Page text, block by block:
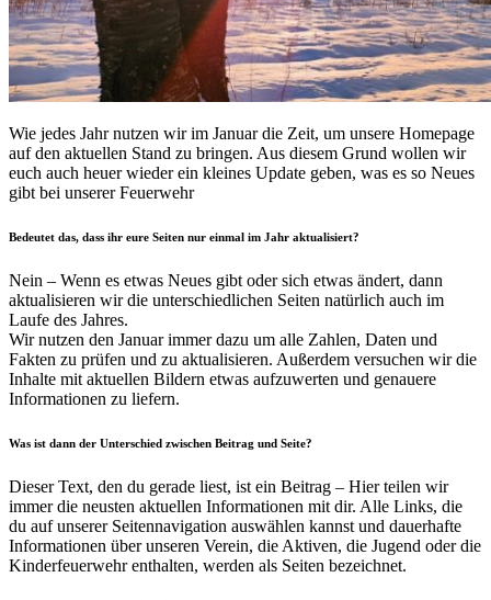
Wie jedes Jahr nutzen wir im Januar die Zeit, um unsere Homepage
auf den aktuellen Stand zu bringen. Aus diesem Grund wollen wir
euch auch heuer wieder ein kleines Update geben, was es so Neues
gibt bei unserer Feuerwehr
Bedeutet das, dass ihr eure Seiten nur einmal im Jahr aktualisiert?
Nein – Wenn es etwas Neues gibt oder sich etwas ändert, dann
aktualisieren wir die unterschiedlichen Seiten natürlich auch im
Laufe des Jahres.
Wir nutzen den Januar immer dazu um alle Zahlen, Daten und
Fakten zu prüfen und zu aktualisieren. Außerdem versuchen wir die
Inhalte mit aktuellen Bildern etwas aufzuwerten und genauere
Informationen zu liefern.
Was ist dann der Unterschied zwischen Beitrag und Seite?
Dieser Text, den du gerade liest, ist ein Beitrag – Hier teilen wir
immer die neusten aktuellen Informationen mit dir. Alle Links, die
du auf unserer Seitennavigation auswählen kannst und dauerhafte
Informationen über unseren Verein, die Aktiven, die Jugend oder die
Kinderfeuerwehr enthalten, werden als Seiten bezeichnet.